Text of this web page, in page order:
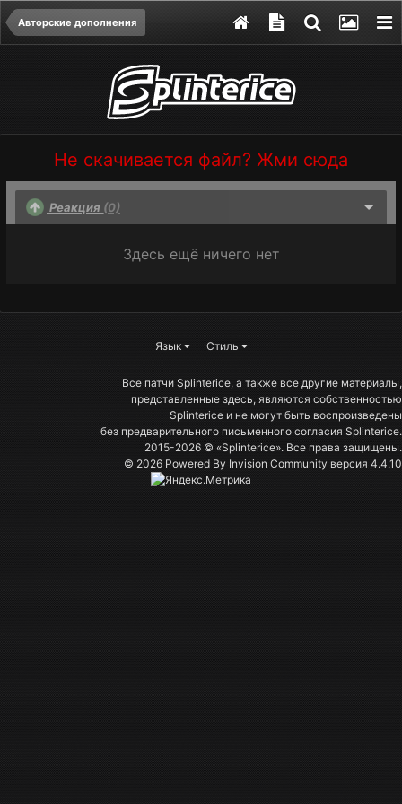
Авторские дополнения
Не скачивается файл? Жми сюда
Реакция (0)
Здесь ещё ничего нет
Язык Стиль
Все патчи Splinterice, а также все другие материалы,
представленные здесь, являются собственностью
Splinterice и не могут быть воспроизведены
без предварительного письменного согласия Splinterice.
2015-2026 © «Splinterice». Все права защищены.
© 2026 Powered By Invision Community версия 4.4.10